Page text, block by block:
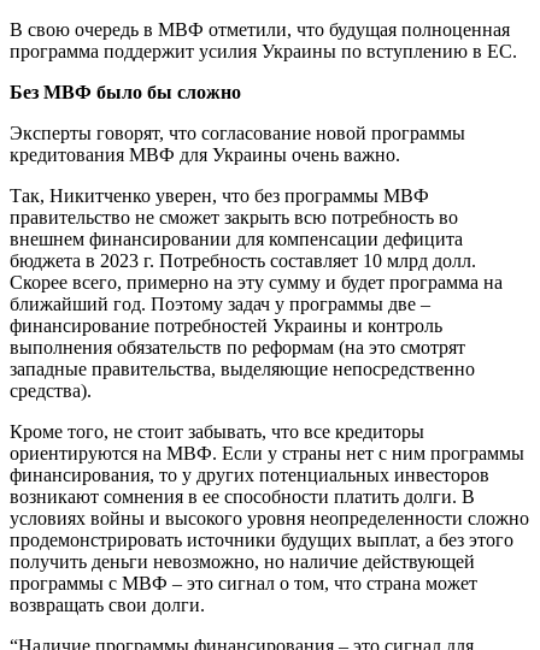
В свою очередь в МВФ отметили, что будущая полноценная
программа поддержит усилия Украины по вступлению в ЕС.
Без МВФ было бы сложно
Эксперты говорят, что согласование новой программы
кредитования МВФ для Украины очень важно.
Так, Никитченко уверен, что без программы МВФ
правительство не сможет закрыть всю потребность во
внешнем финансировании для компенсации дефицита
бюджета в 2023 г. Потребность составляет 10 млрд долл.
Скорее всего, примерно на эту сумму и будет программа на
ближайший год. Поэтому задач у программы две –
финансирование потребностей Украины и контроль
выполнения обязательств по реформам (на это смотрят
западные правительства, выделяющие непосредственно
средства).
Кроме того, не стоит забывать, что все кредиторы
ориентируются на МВФ. Если у страны нет с ним программы
финансирования, то у других потенциальных инвесторов
возникают сомнения в ее способности платить долги. В
условиях войны и высокого уровня неопределенности сложно
продемонстрировать источники будущих выплат, а без этого
получить деньги невозможно, но наличие действующей
программы с МВФ – это сигнал о том, что страна может
возвращать свои долги.
“Наличие программы финансирования – это сигнал для